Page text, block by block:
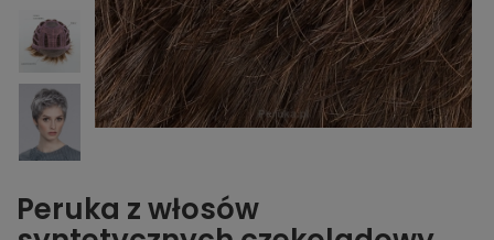
Peruka z włosów